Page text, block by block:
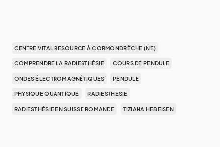
CENTRE VITAL RESOURCE À CORMONDRÈCHE (NE)
COMPRENDRE LA RADIESTHÉSIE COURS DE PENDULE
ONDES ÉLECTROMAGNÉTIQUES PENDULE
PHYSIQUE QUANTIQUE RADIESTHESIE
RADIESTHÉSIE EN SUISSE ROMANDE TIZIANA HEBEISEN